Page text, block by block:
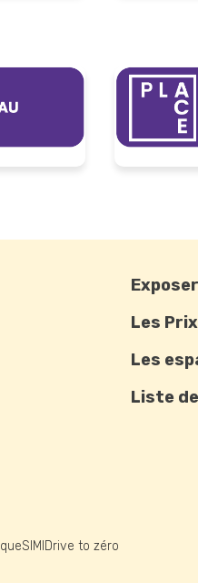
Les
Les
Liste
SIMI Drive to zéro